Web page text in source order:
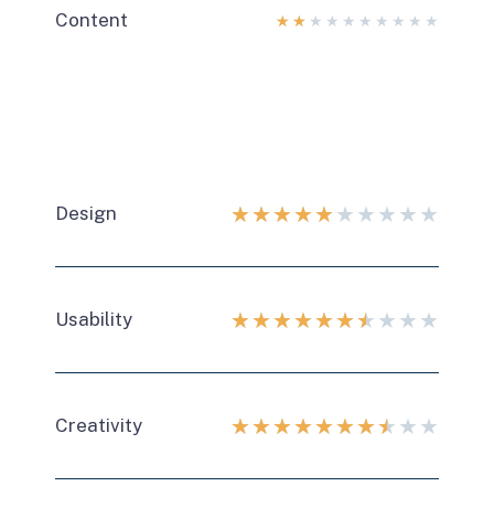
Content ★ ★ ★ ★ ★ ★ ★ ★ ★ ★
Design ★★★★★★ ★ ★ ★ ★
Usability ★★★★★★★ ★ ★ ★
Creativity ★★★★★★★★ ★ ★